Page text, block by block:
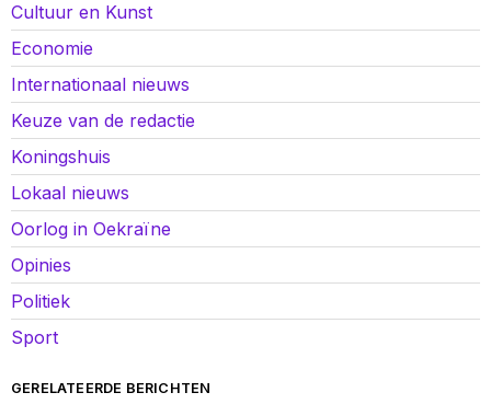
Cultuur en Kunst
Economie
Internationaal nieuws
Keuze van de redactie
Koningshuis
Lokaal nieuws
Oorlog in Oekraïne
Opinies
Politiek
Sport
GERELATEERDE BERICHTEN